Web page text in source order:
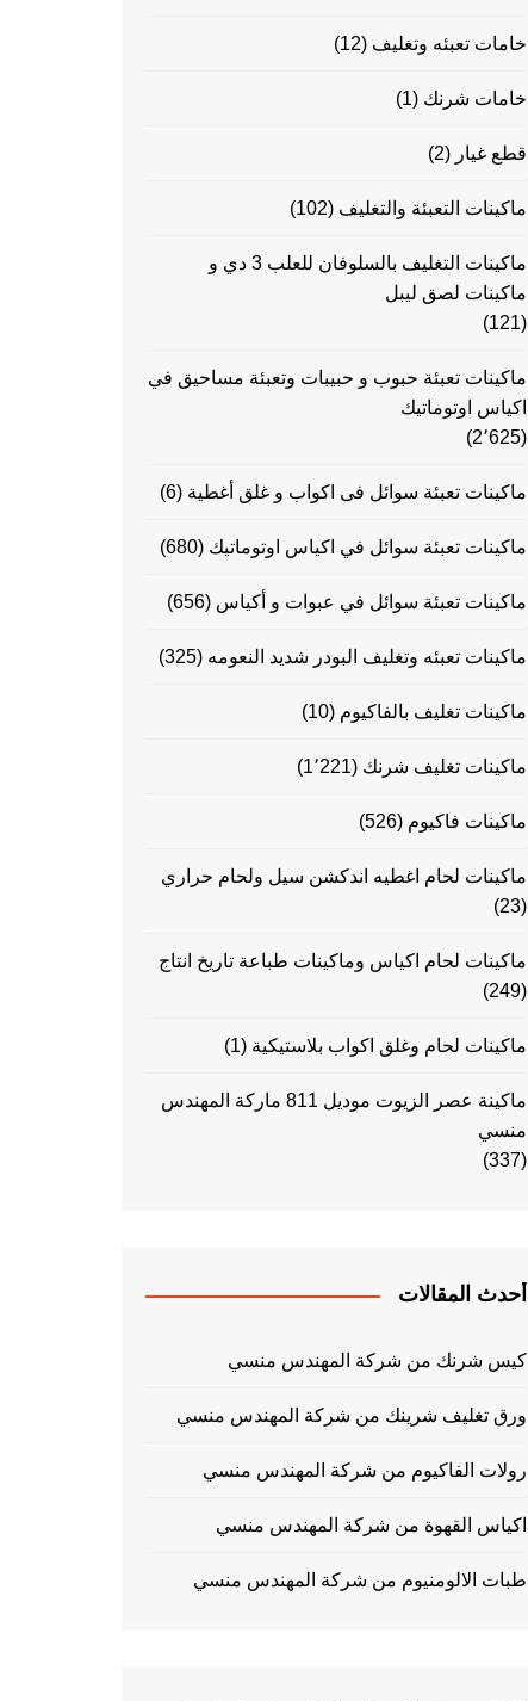
خامات تعبئه وتغليف (12)
خامات شرنك (1)
قطع غيار (2)
ماكينات التعبئة والتغليف (102)
ماكينات التغليف بالسلوفان للعلب 3 دي و
ماكينات لصق ليبل
(121)
ماكينات تعبئة حبوب و حبيبات وتعبئة مساحيق في
اكياس اوتوماتيك
(2٬625)
ماكينات تعبئة سوائل فى اكواب و غلق أغطية (6)
ماكينات تعبئة سوائل في اكياس اوتوماتيك (680)
ماكينات تعبئة سوائل في عبوات و أكياس (656)
ماكينات تعبئه وتغليف البودر شديد النعومه (325)
ماكينات تغليف بالفاكيوم (10)
ماكينات تغليف شرنك (1٬221)
ماكينات فاكيوم (526)
ماكينات لحام اغطيه اندكشن سيل ولحام حراري
(23)
ماكينات لحام اكياس وماكينات طباعة تاريخ انتاج
(249)
ماكينات لحام وغلق اكواب بلاستيكية (1)
ماكينة عصر الزيوت موديل 811 ماركة المهندس
منسي
(337)
أحدث المقالات
كيس شرنك من شركة المهندس منسي
ورق تغليف شرينك من شركة المهندس منسي
رولات الفاكيوم من شركة المهندس منسي
اكياس القهوة من شركة المهندس منسي
طبات الالومنيوم من شركة المهندس منسي